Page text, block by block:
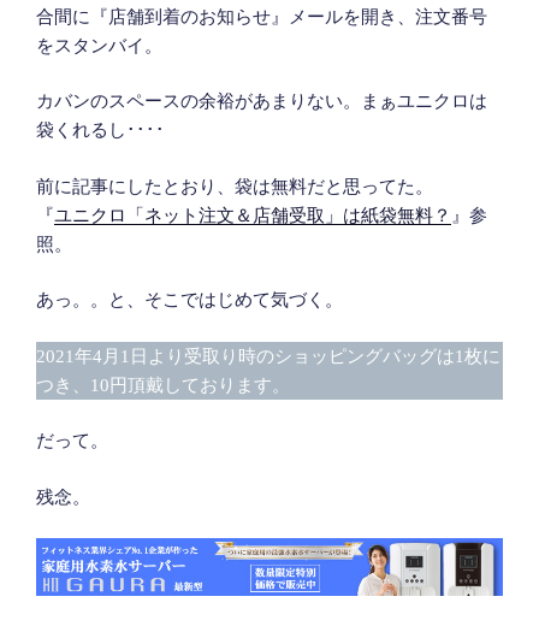
合間に『店舗到着のお知らせ』メールを開き、注文番号
をスタンバイ。
カバンのスペースの余裕があまりない。まぁユニクロは
袋くれるし････
前に記事にしたとおり、袋は無料だと思ってた。
『ユニクロ「ネット注文＆店舗受取」は紙袋無料？ 』参
照。
あっ。。と、そこではじめて気づく。
2021年4月1日より受取り時のショッピングバッグは1枚に
つき、10円頂戴しております。
だって。
残念。